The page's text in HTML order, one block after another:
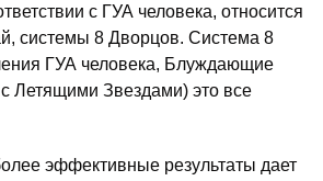
с ГУА человека, относится
системы 8 Дворцов. Система 8
ГУА человека, Блуждающие
Летящими Звездами) это все
эффективные результаты дает